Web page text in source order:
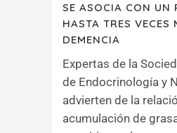
SE ASOCIA CON UN
HASTA TRES VECES
DEMENCIA
Expertas de la
de Endocrinología y
advierten de la
acumulación de